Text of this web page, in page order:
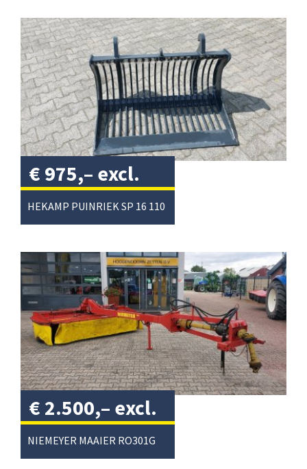
HEKAMP PUINRIEK SP 16 110
€ 975,– excl.
btw/
NIEMEYER MAAIER RO301G
€ 2.500,– excl.
btw/